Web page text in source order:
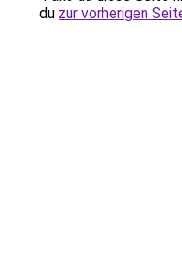
du zur vorherigen